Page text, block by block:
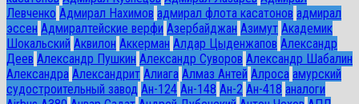
Левченко Адмирал Нахимов адмирал флота касатонов адмирал
эссен Адмиралтейские верфи Азербайджан Азимут Академик
Шокальский Аквилон Аккерман Алдар Цыденжапов Александр
Деев Александр Пушкин Александр Суворов Александр Шабалин
Александра Александрит Алиага Алмаз Антей Алроса амурский
судостроительный завод Ан-124 Ан-148 Ан-2 Ан-418 аналоги